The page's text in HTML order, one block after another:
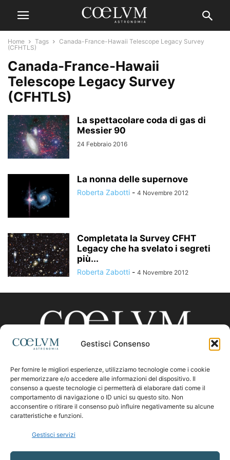
Gestisci Consenso
Per fornire le migliori esperienze, utilizziamo tecnologie come i cookie
per memorizzare e/o accedere alle informazioni del dispositivo. Il
consenso a queste tecnologie ci permetterà di elaborare dati come il
comportamento di navigazione o ID unici su questo sito. Non
acconsentire o ritirare il consenso può influire negativamente su alcune
caratteristiche e funzioni.
Gestisci servizi
Home Tags
Canada-France-Hawaii Telescope Legacy Survey
(CFHTLS)
Canada-France-Hawaii
Telescope Legacy Survey
(CFHTLS)
La spettacolare coda di gas di
Messier 90
24 Febbraio 2016
La nonna delle supernove
Roberta Zabotti - 4 Novembre 2012
Completata la Survey CFHT
Legacy che ha svelato i segreti
più...
Roberta Zabotti - 4 Novembre 2012
CHI SIAMO
Contattaci:coelumastro@coelum.com